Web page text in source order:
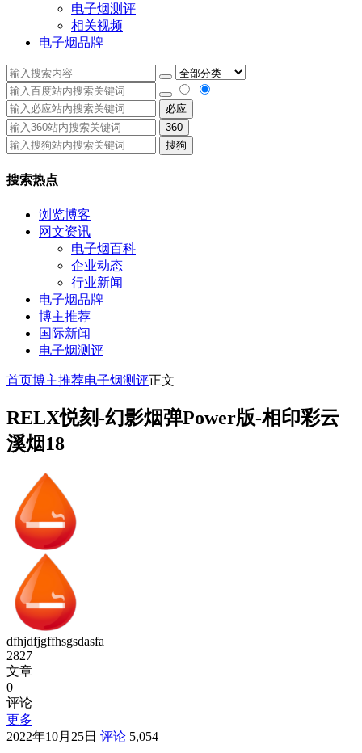
电子烟测评
相关视频
电子烟品牌
必应
360
搜狗
搜索热点
浏览博客
网文资讯
电子烟百科
企业动态
行业新闻
电子烟品牌
博主推荐
国际新闻
电子烟测评
首页博主推荐电子烟测评正文
RELX悦刻-幻影烟弹Power版-相印彩云
溪烟18
dfhjdfjgffhsgsdasfa
2827
文章
0
评论
更多
2022年10月25日 评论 5,054